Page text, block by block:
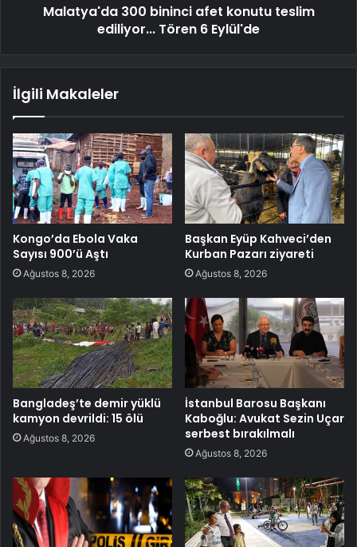
Malatya'da 300 bininci afet konutu teslim
ediliyor... Tören 6 Eylül'de
İlgili Makaleler
Kongo’da Ebola Vaka
Sayısı 900’ü Aştı
Ağustos 8, 2026
Başkan Eyüp Kahveci’den
Kurban Pazarı ziyareti
Ağustos 8, 2026
Bangladeş’te demir yüklü
kamyon devrildi: 15 ölü
Ağustos 8, 2026
İstanbul Barosu Başkanı
Kaboğlu: Avukat Sezin Uçar
serbest bırakılmalı
Ağustos 8, 2026